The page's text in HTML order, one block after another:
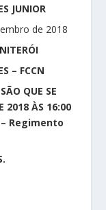
JUNIOR
de 2018
– FCCN
QUE SE
2018 ÀS 16:00
– Regimento